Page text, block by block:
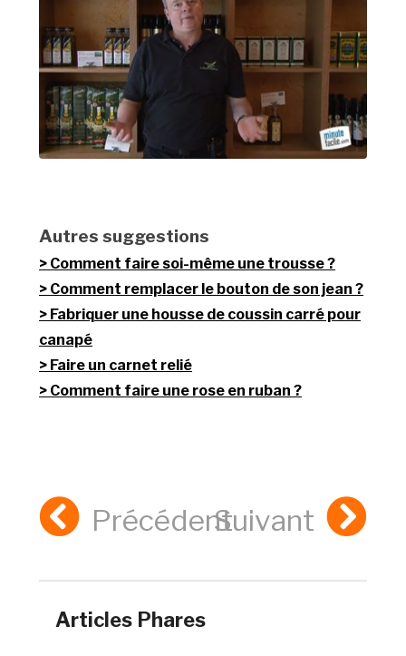
Autres suggestions
Comment faire soi-même une trousse ?
Comment remplacer le bouton de son jean ?
Fabriquer une housse de coussin carré pour
canapé
Faire un carnet relié
Comment faire une rose en ruban ?
PrécédentSuivant
Articles Phares